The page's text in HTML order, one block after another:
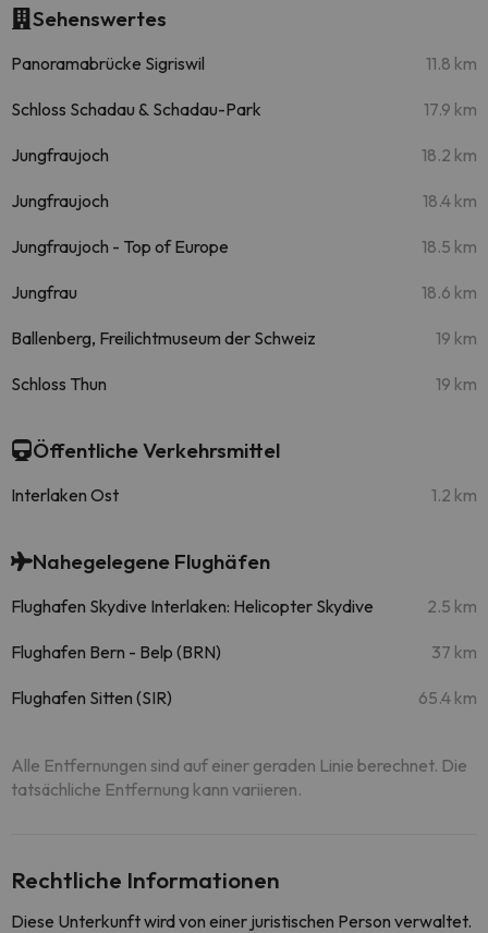
Sehenswertes
Panoramabrücke Sigriswil 11.8 km
Schloss Schadau & Schadau-Park 17.9 km
Jungfraujoch 18.2 km
Jungfraujoch 18.4 km
Jungfraujoch - Top of Europe 18.5 km
Jungfrau 18.6 km
Ballenberg, Freilichtmuseum der Schweiz 19 km
Schloss Thun 19 km
Öffentliche Verkehrsmittel
Interlaken Ost 1.2 km
Nahegelegene Flughäfen
Flughafen Skydive Interlaken: Helicopter Skydive 2.5 km
Flughafen Bern - Belp (BRN) 37 km
Flughafen Sitten (SIR) 65.4 km
Alle Entfernungen sind auf einer geraden Linie berechnet. Die
tatsächliche Entfernung kann variieren.
Rechtliche Informationen
Diese Unterkunft wird von einer juristischen Person verwaltet.